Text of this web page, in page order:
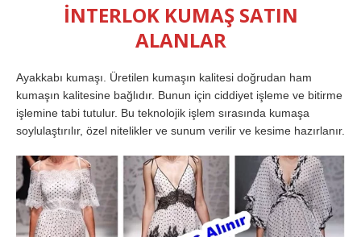
İNTERLOK KUMAŞ SATIN
ALANLAR
Ayakkabı kumaşı. Üretilen kumaşın kalitesi doğrudan ham
kumaşın kalitesine bağlıdır. Bunun için ciddiyet işleme ve bitirme
işlemine tabi tutulur. Bu teknolojik işlem sırasında kumaşa
soylulaştırılır, özel nitelikler ve sunum verilir ve kesime hazırlanır.